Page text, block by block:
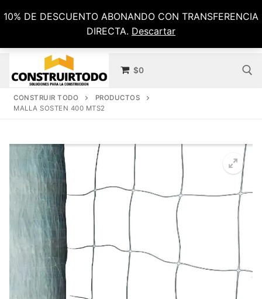
10% DE DESCUENTO ABONANDO CON TRANSFERENCIA
DIRECTA. Descartar
al
$0
CONSTRUIR TODO
PRODUCTOS
MALLA SOSTEN 400 MTS2